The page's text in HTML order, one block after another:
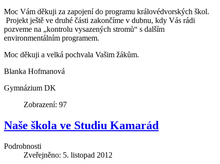
Moc Vám děkuji za zapojení do programu královédvorských škol.
Projekt ještě ve druhé části zakončíme v dubnu, kdy Vás rádi
pozveme na „kontrolu vysazených stromů“ s dalším
environmentálním programem.
Moc děkuji a velká pochvala Vašim žákům.
Blanka Hofmanová
Gymnázium DK
Zobrazení: 97
Naše škola ve Studiu Kamarád
Podrobnosti
Zveřejněno: 5. listopad 2012